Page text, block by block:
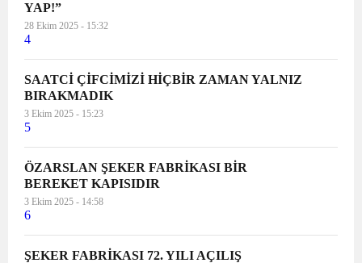
YAP!”
28 Ekim 2025 - 15:32
4
SAATCİ ÇİFCİMİZİ HİÇBİR ZAMAN YALNIZ
BIRAKMADIK
3 Ekim 2025 - 15:23
5
ÖZARSLAN ŞEKER FABRİKASI BİR
BEREKET KAPISIDIR
3 Ekim 2025 - 14:58
6
ŞEKER FABRİKASI 72. YILI AÇILIŞ